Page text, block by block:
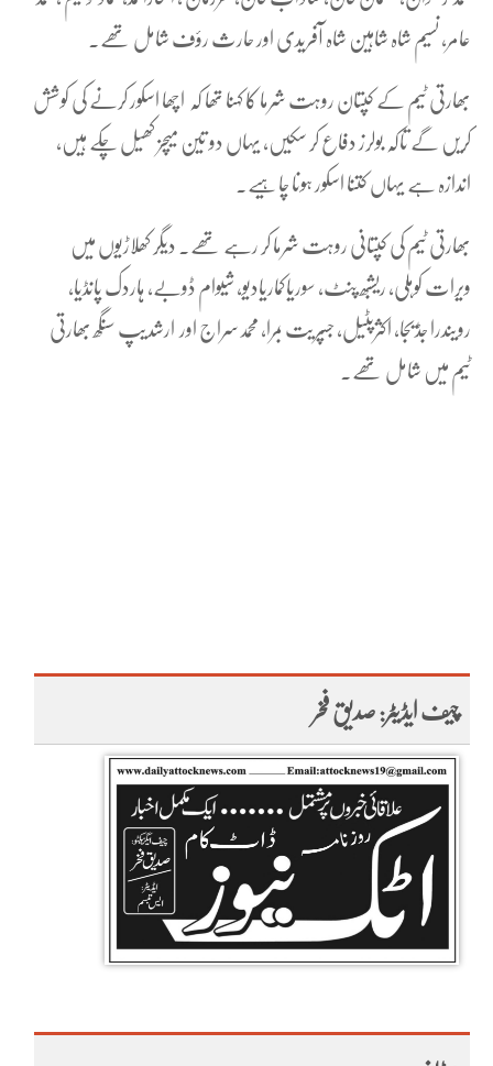
عامر، نسیم شاہ شاہین شاہ آفریدی اور حارث رؤف شامل تھے۔
بھارتی ٹیم کے کپتان روہت شرما کا کہنا تھا کہ اچھا اسکور کرنے کی کوشش
کریں گے تاکہ بولرز دفاع کر سکیں، یہاں دو تین میچز کھیل چکے ہیں،
اندازہ ہے یہاں کتنا اسکور ہونا چاہیے۔
بھارتی ٹیم کی کپتانی روہت شرما کر رہے تھے۔ دیگر کھلاڑیوں میں
ویرات کوہلی، ریشبھ پنٹ، سوریاکماریادیو، شیوام ڈوبے، ہاردک پانڈیا،
رویندرا جڈیجا، اکثرپٹیل، جسپریت بمرا، محمدسراج اور ارشدیپ سنگھ بھارتی
ٹیم میں شامل تھے۔
چیف ایڈیٹر: صدیق فخر